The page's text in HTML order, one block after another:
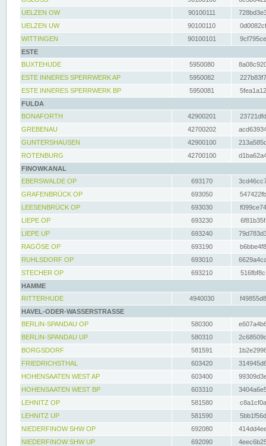
UELZEN OW
90100111
UELZEN UW
90100110
WITTINGEN
90100101
ESTE
BUXTEHUDE
5950080
ESTE INNERES SPERRWERK AP
5950082
ESTE INNERES SPERRWERK BP
5950081
FULDA
BONAFORTH
42900201
GREBENAU
42700202
GUNTERSHAUSEN
42900100
ROTENBURG
42700100
FINOWKANAL
EBERSWALDE OP
693170
GRAFENBRÜCK OP
693050
LEESENBRÜCK OP
693030
LIEPE OP
693230
LIEPE UP
693240
RAGÖSE OP
693190
RUHLSDORF OP
693010
STECHER OP
693210
HAMME
RITTERHUDE
4940030
HAVEL-ODER-WASSERSTRASSE
BERLIN-SPANDAU OP
580300
BERLIN-SPANDAU UP
580310
BORGSDORF
581591
FRIEDRICHSTHAL
603420
HOHENSAATEN WEST AP
603400
HOHENSAATEN WEST BP
603310
LEHNITZ OP
581580
LEHNITZ UP
581590
NIEDERFINOW SHW OP
692080
NIEDERFINOW SHW UP
692090